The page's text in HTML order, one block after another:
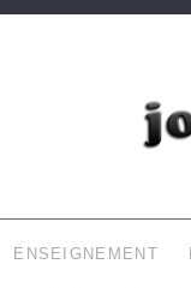
ENSEIGNEMENT